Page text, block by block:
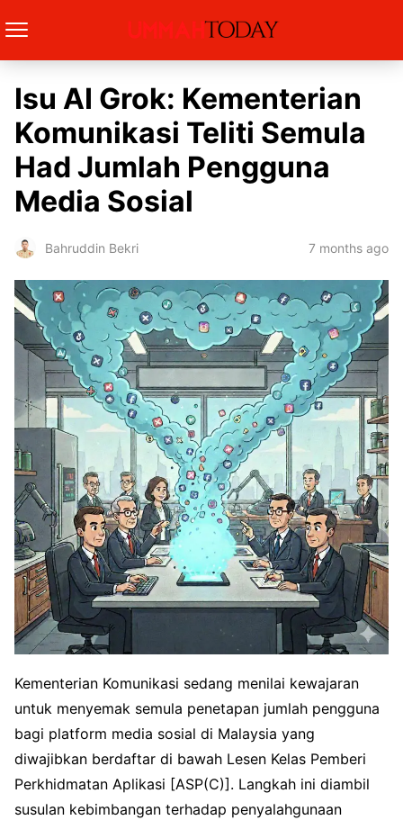
Isu AI Grok: Kementerian
Komunikasi Teliti Semula
Had Jumlah Pengguna
Media Sosial
Bahruddin Bekri 7 months ago
Kementerian Komunikasi sedang menilai kewajaran
untuk menyemak semula penetapan jumlah pengguna
bagi platform media sosial di Malaysia yang
diwajibkan berdaftar di bawah Lesen Kelas Pemberi
Perkhidmatan Aplikasi [ASP(C)]. Langkah ini diambil
susulan kebimbangan terhadap penyalahgunaan